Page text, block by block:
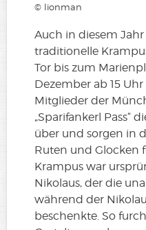
© lionman
Auch in diesem
traditionelle
Tor bis zum
Dezember ab 15
Mitglieder der
„Sparifankerl Pass“
über und sorgen in
Ruten und Glocken
Krampus war
Nikolaus, der die
während der
beschenkte. So